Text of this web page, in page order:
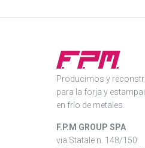
Producimos y
para la forja y
en frío de metales.
F.P.M GROUP SPA
via Statale n. 148/150